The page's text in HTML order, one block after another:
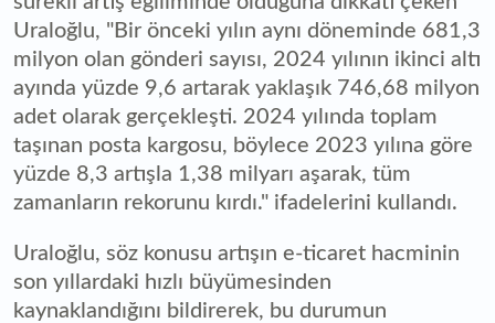
Uraloğlu, "Bir önceki yılın aynı döneminde 681,3
milyon olan gönderi sayısı, 2024 yılının ikinci altı
ayında yüzde 9,6 artarak yaklaşık 746,68 milyon
adet olarak gerçekleşti. 2024 yılında toplam
taşınan posta kargosu, böylece 2023 yılına göre
yüzde 8,3 artışla 1,38 milyarı aşarak, tüm
zamanların rekorunu kırdı." ifadelerini kullandı.
Uraloğlu, söz konusu artışın e-ticaret hacminin
son yıllardaki hızlı büyümesinden
kaynaklandığını bildirerek, bu durumun